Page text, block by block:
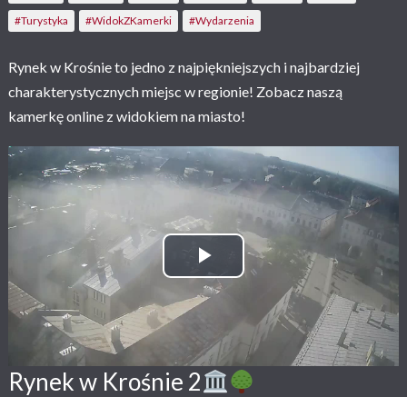
#Turystyka #WidokZKamerki #Wydarzenia
Rynek w Krośnie to jedno z najpiękniejszych i najbardziej
charakterystycznych miejsc w regionie! Zobacz naszą
kamerkę online z widokiem na miasto!
Play Video
Rynek w Krośnie 2